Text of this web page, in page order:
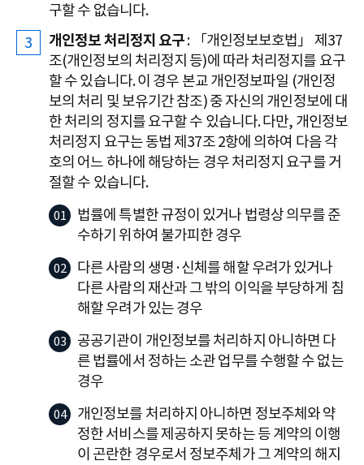
구할 수 없습니다.
개인정보 처리정지 요구: 「개인정보보호법」 제37
조(개인정보의 처리정지 등)에 따라 처리정지를 요구
할 수 있습니다. 이 경우 본교 개인정보파일 (개인정
보의 처리 및 보유기간 참조) 중 자신의 개인정보에 대
한 처리의 정지를 요구할 수 있습니다. 다만, 개인정보
처리정지 요구는 동법 제37조 2항에 의하여 다음 각
호의 어느 하나에 해당하는 경우 처리정지 요구를 거
절할 수 있습니다.
법률에 특별한 규정이 있거나 법령상 의무를 준
수하기 위하여 불가피한 경우
다른 사람의 생명·신체를 해할 우려가 있거나
다른 사람의 재산과 그 밖의 이익을 부당하게 침
해할 우려가 있는 경우
공공기관이 개인정보를 처리하지 아니하면 다
른 법률에서 정하는 소관 업무를 수행할 수 없는
경우
개인정보를 처리하지 아니하면 정보주체와 약
정한 서비스를 제공하지 못하는 등 계약의 이행
이 곤란한 경우로서 정보주체가 그 계약의 해지